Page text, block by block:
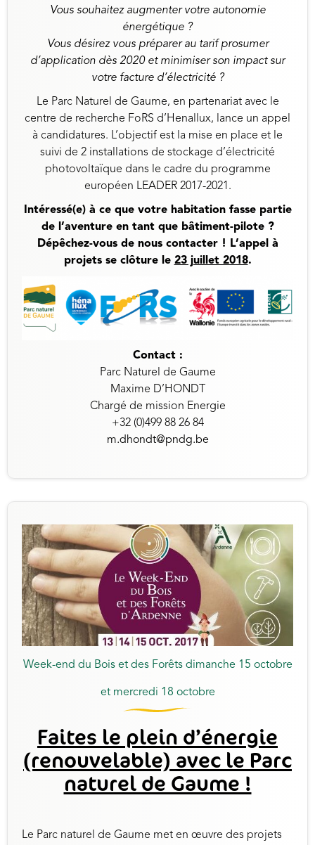
Vous souhaitez augmenter votre autonomie
énergétique ?
Vous désirez vous préparer au tarif prosumer
d’application dès 2020 et minimiser son impact sur
votre facture d’électricité ?
Le Parc Naturel de Gaume, en partenariat avec le
centre de recherche FoRS d’Henallux, lance un appel
à candidatures. L’objectif est la mise en place et le
suivi de 2 installations de stockage d’électricité
photovoltaïque dans le cadre du programme
européen LEADER 2017-2021.
Intéressé(e) à ce que votre habitation fasse partie
de l’aventure en tant que bâtiment-pilote ?
Dépêchez-vous de nous contacter ! L’appel à
projets se clôture le 23 juillet 2018.
Contact :
Parc Naturel de Gaume
Maxime D’HONDT
Chargé de mission Energie
+32 (0)499 88 26 84
m.dhondt@pndg.be
Week-end du Bois et des Forêts dimanche 15 octobre
et mercredi 18 octobre
Faites le plein d’énergie
(renouvelable) avec le Parc
naturel de Gaume !
Le Parc naturel de Gaume met en œuvre des projets